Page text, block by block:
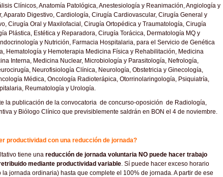
Clínicos, Anatomía Patológica, Anestesiología y Reanimación, Angiología y
Aparato Digestivo, Cardiología, Cirugía Cardiovascular, Cirugía General y
Cirugía Oral y Maxilofacial, Cirugía Ortopédica y Traumatología, Cirugía
Plástica, Estética y Reparadora, Cirugía Torácica, Dermatología MQ y
y Nutrición, Farmacia Hospitalaria, para el Servicio de Genética
Hematología y Hemoterapia Medicina Física y Rehabilitación, Medicina
Interna, Medicina Nuclear, Microbiología y Parasitología, Nefrología,
Neurofisiología Clínica, Neurología, Obstetricia y Ginecología,
Médica, Oncología Radioterápica, Otorrinolaringología, Psiquiatría,
Reumatología y Urología.
la publicación de la convocatoria de concurso-oposición de Radiología,
y Biólogo Clínico que previsiblemente saldrán en BON el 4 de noviembre.
productividad con una reducción de jornada?
tiene una reducción de jornada voluntaria NO puede hacer trabajo
mediante productividad variable. Sí puede hacer exceso horario
la jornada ordinaria) hasta que complete el 100% de jornada. A partir de ese